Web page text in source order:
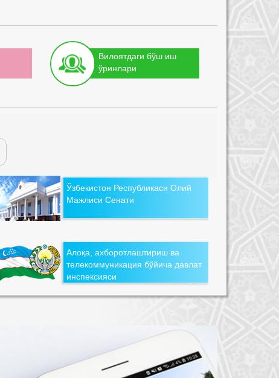
Вилоятдаги бўш иш
ўринлари
Ўзбекистон Республикаси Олий
Мажлиси Сенати
Алоқа, ахборотлаштириш ва
телекоммуникация бўйича давлат
инспексияси